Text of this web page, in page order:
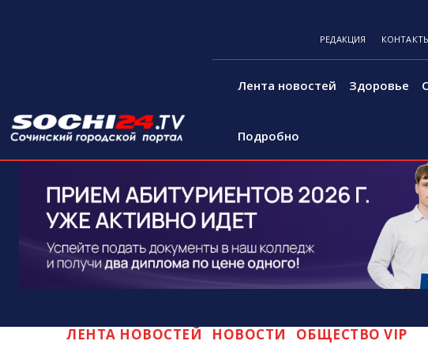
РЕДАКЦИЯ
Лента новостей Здоровье
Подробно
ЛЕНТА НОВОСТЕЙ НОВОСТИ ОБЩЕСТВО VIP